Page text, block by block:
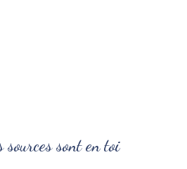
sources sont en toi